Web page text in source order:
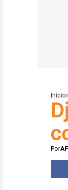
Início>
Por